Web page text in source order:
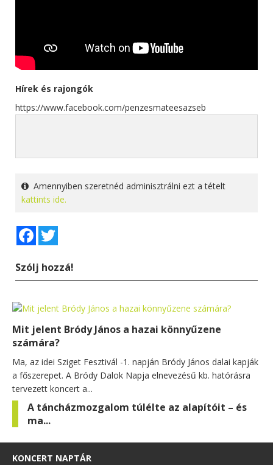
Hírek és rajongók
https://www.facebook.com/penzesmateesazseb
Amennyiben szeretnéd adminisztrálni ezt a tételt
kattints ide.
Facebook
Szólj hozzá!
Mit jelent Bródy János a hazai könnyűzene
számára?
Ma, az idei Sziget Fesztivál -1. napján Bródy János dalai kapják
a főszerepet. A Bródy Dalok Napja elnevezésű kb. hatórásra
tervezett koncert a...
A táncházmozgalom túlélte az alapítóit – és
ma...
KONCERT NAPTÁR